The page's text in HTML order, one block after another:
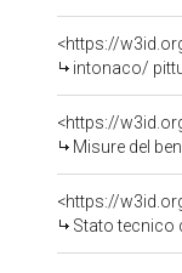
<https://
intonaco/
<https://
Misure del
<https://
Stato tecnico